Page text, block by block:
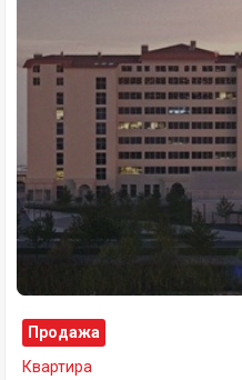
Продажа
Квартира